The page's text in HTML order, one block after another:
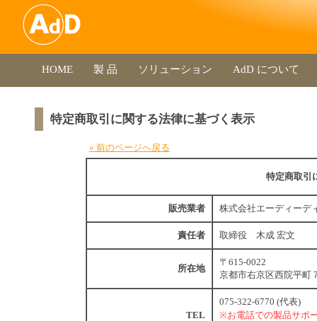
HOME 製 品 ソリューション AdD について
特定商取引に関する法律に基づく表示
« 前のページへ戻る
特定商取引
販売業者 株式会社エーディーデ
責任者 取締役 木成 宏文
所在地
〒615-0022
京都市右京区西院平
TEL
075-322-6770 (代表)
※お電話での製品サポ